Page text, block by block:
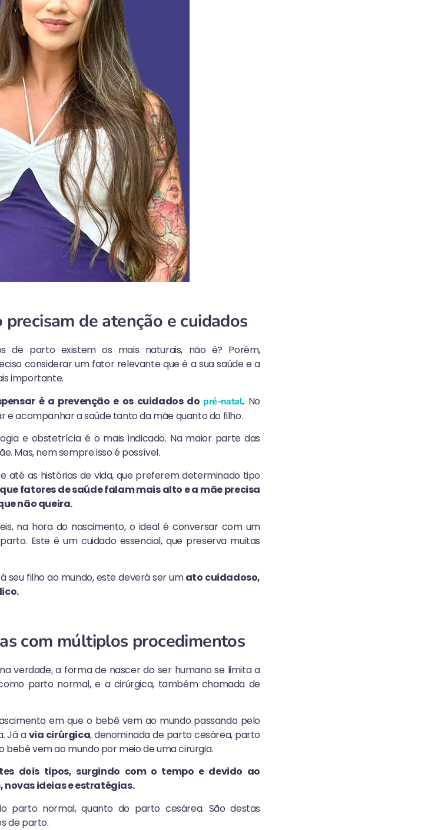
de atenção e cuidados
de parto existem os mais naturais, não é? Porém,
considerar um fator relevante que é a sua saúde e a
importante.
é a prevenção e os cuidados do pré-natal. No
e acompanhar a saúde tanto da mãe quanto do filho.
e obstetrícia é o mais indicado. Na maior parte das
Mas, nem sempre isso é possível.
até as histórias de vida, que preferem determinado tipo
fatores de saúde falam mais alto e a mãe precisa
não queira.
na hora do nascimento, o ideal é conversar com um
Este é um cuidado essencial, que preserva muitas
seu filho ao mundo, este deverá ser umato cuidadoso,
com múltiplos procedimentos
verdade, a forma de nascer do ser humano se limita a
parto normal, e a cirúrgica, também chamada de
em que o bebê vem ao mundo passando pelo
Já avia cirúrgica, denominada de parto cesárea, parto
bebê vem ao mundo por meio de uma cirurgia.
dois tipos, surgindo com o tempo e devido ao
ideias e estratégias.
parto normal, quanto do parto cesárea. São destas
de parto.